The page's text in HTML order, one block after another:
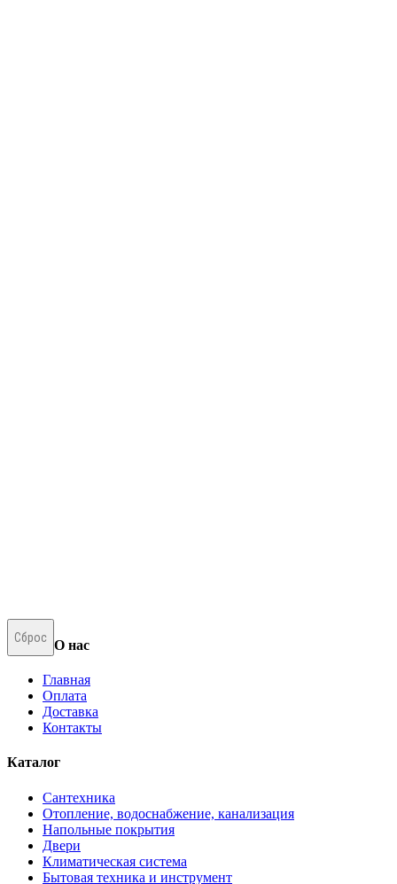
Сброс
О нас
Главная
Оплата
Доставка
Контакты
Каталог
Сантехника
Отопление, водоснабжение, канализация
Напольные покрытия
Двери
Климатическая система
Бытовая техника и инструмент